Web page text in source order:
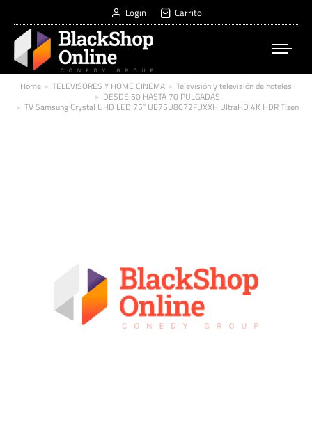
Login Carrito
You are here:
Home TELEVISORES Y HOME CINEMA Televisión y televisión de hoteles
DESDE 50 HASTA 70 PULGADAS
TV Samsung Crystal UHD LED 75″ UE75U8072FUXXH UltraHD 4K HDR Tizen